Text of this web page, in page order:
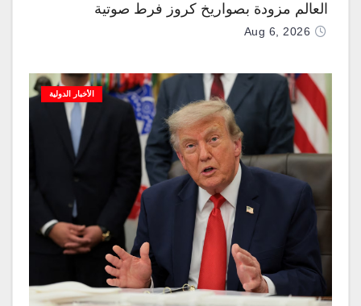
العالم مزودة بصواريخ كروز فرط صوتية
Aug 6, 2026
الأخبار الدولية